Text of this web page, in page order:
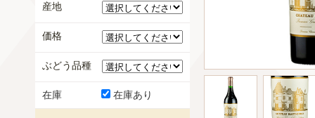
産地
価格
ぶどう品種
在庫 在庫あり